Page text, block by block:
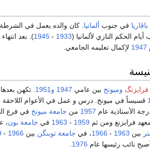
باڤاريا في جنوب ألمانيا. كان والده يعمل في
الحكم النازي لألمانيا (1933
-
1945). بعد انتهاء
1947 لإكمال تعليمه الجامعي.
فرايزنگ وميونخ بين عامي 1947 و1951 . تكهن
قسيساً في ميونخ. درس و عمل في الأعوام
الأستاذية عام 1957 من جامعة ميونخ في فرع
1959
-
1963 في جامعة بون،
بين 1963
-
1966، في جامعة توبنگن بين 1966
-
نائب رئيسها عام 1976